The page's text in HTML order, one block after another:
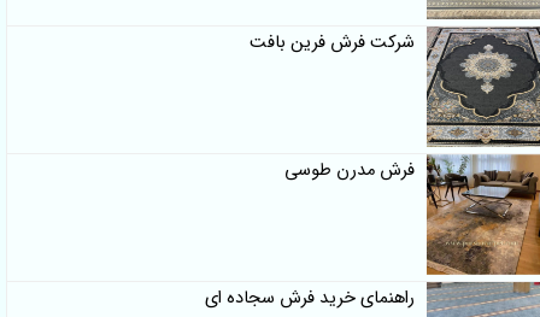
شرکت فرش فرین بافت
فرش مدرن طوسی
راهنمای خرید فرش سجاده ای